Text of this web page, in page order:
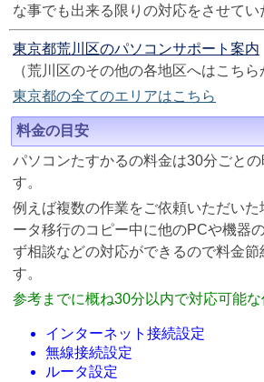
な事でも出来る限りの対応をさせてい
東京都荒川区のパソコンサポート案内
（荒川区のその他の各地区へはこちら
東京都の全てのエリアはこちら
料金の目安
パソコンたすかるの料金は30分ごと
す。
例えば複数の作業をご依頼いただい
ータ移行のコピー中に他のPCや機器
ず相談などの対応ができるので料金節
す。
参考までに概ね30分以内で対応可能な
インターネット接続設定
無線接続設定
ルータ設定